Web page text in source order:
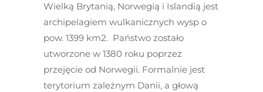
Wielką Brytanią, Norwegią i Islandią jest
archipelagiem wulkanicznych wysp o
pow. 1399 km2. Państwo zostało
utworzone w 1380 roku poprzez
przejęcie od Norwegii. Formalnie jest
terytorium zależnym Danii, a głową